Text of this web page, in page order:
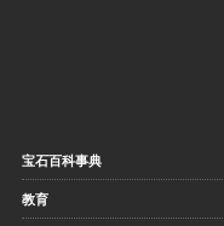
宝石百科事典
教育